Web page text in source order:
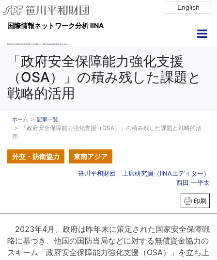
English
国際情報ネットワーク分析 IINA
International Information Network Analysis
「政府安全保障能力強化支援
（OSA）」の積み残した課題と
戦略的活用
ホーム 記事一覧
「政府安全保障能力強化支援（OSA）」の積み残した課題と戦略的活
用
外交・防衛協力 東南アジア
笹川平和財団 上席研究員（IINAエディター）
西田 一平太
印刷
2023年4月、政府は昨年末に策定された国家安全保障戦
略に基づき、他国の国防当局などに対する無償資金協力の
スキーム「政府安全保障能力強化支援（OSA）」を立ち上